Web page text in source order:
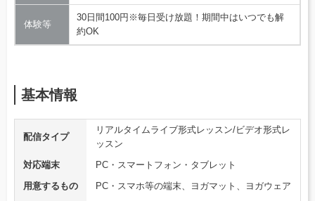
体験等
30日間100円※毎日受け放題！期間中はいつでも解
約OK
基本情報
配信タイプ
リアルタイムライブ形式レッスン/ビデオ形式レ
ッスン
対応端末
PC・スマートフォン・タブレット
用意するもの
PC・スマホ等の端末、ヨガマット、ヨガウェア